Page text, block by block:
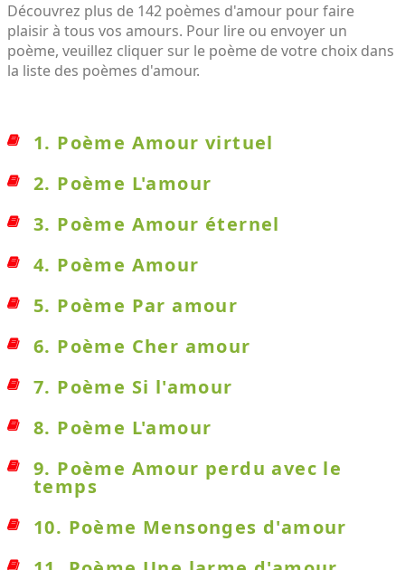
Découvrez plus de 142 poèmes d'amour pour faire
plaisir à tous vos amours. Pour lire ou envoyer un
poème, veuillez cliquer sur le poème de votre choix dans
la liste des poèmes d'amour.
1. Poème Amour virtuel
2. Poème L'amour
3. Poème Amour éternel
4. Poème Amour
5. Poème Par amour
6. Poème Cher amour
7. Poème Si l'amour
8. Poème L'amour
9. Poème Amour perdu avec le
temps
10. Poème Mensonges d'amour